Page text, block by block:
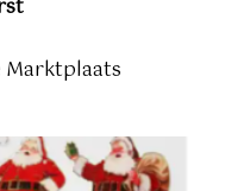
Marktplaats